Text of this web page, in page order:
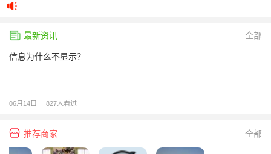
最新资讯 全部
信息为什么不显示？
06月14日 827人看过
推荐商家 全部